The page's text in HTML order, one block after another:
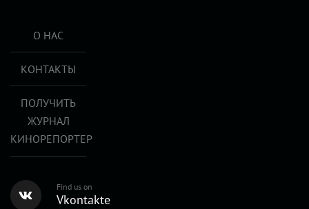
О НАС
КОНТАКТЫ
ПОЛУЧИТЬ
ЖУРНАЛ
КИНОРЕПОРТЕР
Find us on
Vkontakte